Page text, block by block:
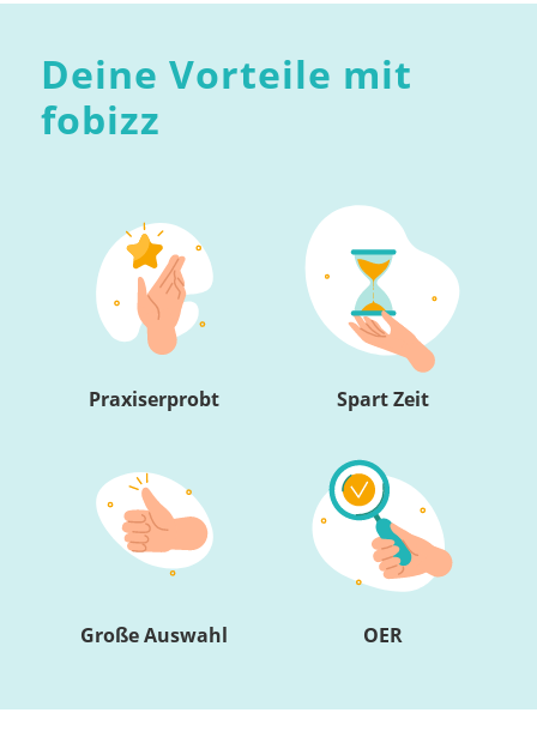
Deine Vorteile mit
fobizz
Praxiserprobt Spart Zeit
Große Auswahl OER